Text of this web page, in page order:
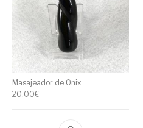
Masajeador de Onix
20,00€